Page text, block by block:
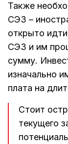
Также
СЭЗ –
открыто
СЭЗ и им
сумму.
изначально
плата на
Стоит
текущего